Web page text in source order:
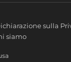
sulla
siamo